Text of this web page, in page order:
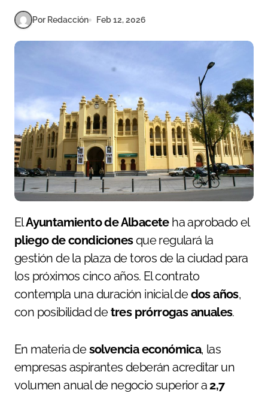
Por Redacción Feb 12, 2026
ElAyuntamiento de Albaceteha aprobado el
pliego de condicionesque regulará la
gestión de la plaza de toros de la ciudad para
los próximos cinco años. El contrato
contempla una duración inicial dedos años,
con posibilidad detres prórrogas anuales.
En materia desolvencia económica, las
empresas aspirantes deberán acreditar un
volumen anual de negocio superior a 2,7